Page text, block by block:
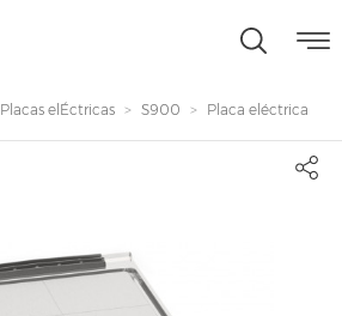
Placas elÉctricas S900 Placa eléctrica